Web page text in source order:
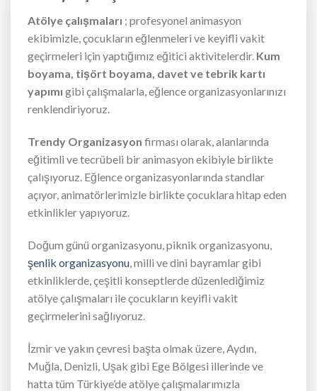
Atölye çalışmaları ; profesyonel animasyon
ekibimizle, çocukların eğlenmeleri ve keyifli vakit
geçirmeleri için yaptığımız eğitici aktivitelerdir. Kum
boyama, tişört boyama, davet ve tebrik kartı
yapımı gibi çalışmalarla, eğlence organizasyonlarınızı
renklendiriyoruz.
Trendy Organizasyon firması olarak, alanlarında
eğitimli ve tecrübeli bir animasyon ekibiyle birlikte
çalışıyoruz. Eğlence organizasyonlarında standlar
açıyor, animatörlerimizle birlikte çocuklara hitap eden
etkinlikler yapıyoruz.
Doğum günü organizasyonu, piknik organizasyonu,
şenlik organizasyonu , milli ve dini bayramlar gibi
etkinliklerde, çeşitli konseptlerde düzenlediğimiz
atölye çalışmaları ile çocukların keyifli vakit
geçirmelerini sağlıyoruz.
İzmir ve yakın çevresi başta olmak üzere, Aydın,
Muğla, Denizli, Uşak gibi Ege Bölgesi illerinde ve
hatta tüm Türkiye’de atölye çalışmalarımızla